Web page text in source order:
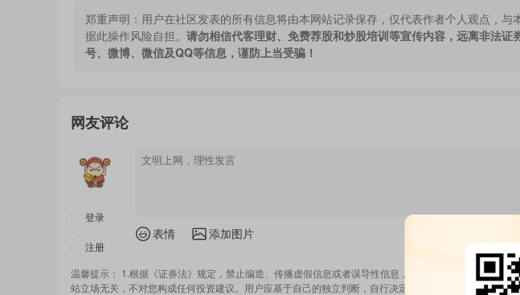
郑重声明： 用户在社区发表的所有信息将由本网站记录保存，仅代表作者个人观点，与
据此操作风险自担。 请勿相信代客理财、免费荐股和炒股培训等宣传内容，远离非法
号、微博、微信及QQ等信息，谨防上当受骗！
网友评论
登录
注册
表情 添加图片
温馨提示： 1.根据《证券法》规定，禁止编造、传播虚假信息或者误导性信息，扰乱证券市场；2.用户
站立场无关，不对您构成任何投资建议。用户应基于自己的独立判断，自行决定证券投资并承担相应风险